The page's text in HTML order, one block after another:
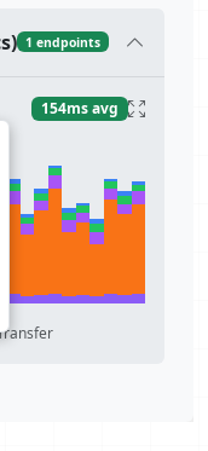
1 endpoints
154ms avg